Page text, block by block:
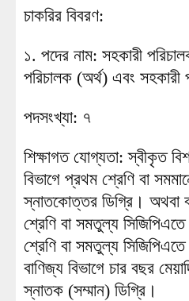
চাকরির বিবরণ:
১. পদের নাম: সহকারী
পরিচালক (অর্থ) এবং সহকারী
পদসংখ্যা: ৭
শিক্ষাগত যোগ্যতা: স্বীকৃত
বিভাগে প্রথম শ্রেণি বা
স্নাতকোত্তর ডিগ্রি। অথবা
শ্রেণি বা সমতুল্য
শ্রেণি বা সমতুল্য
বাণিজ্য বিভাগে চার বছর
স্নাতক (সম্মান) ডিগ্রি।